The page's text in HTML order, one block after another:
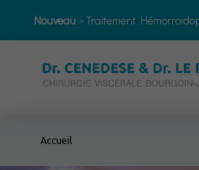
Nouveau > Traitement
Accueil